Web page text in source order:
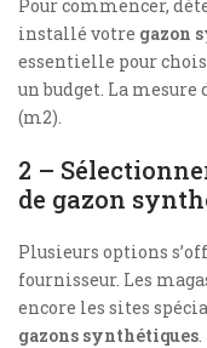
Pour commencer,
installé votre gazon
essentielle pour
un budget. La
(m2).
2 –
de gazon
Plusieurs options
fournisseur. Les
encore les sites
gazons synthétiques